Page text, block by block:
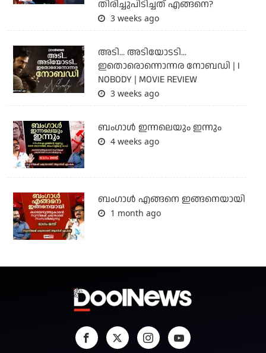
തിരിച്ചുപിടിച്ചത് എങ്ങനെ?
3 weeks ago
അടി... അടിയോടടി...
ഇതൊരൊന്നൊന്നര നോബഡി | I
NOBODY | MOVIE REVIEW
3 weeks ago
ബംഗാള്‍ ഇന്നലെയും ഇന്നും
4 weeks ago
ബം​ഗാൾ എങ്ങനെ ഇങ്ങനെയായി
1 month ago